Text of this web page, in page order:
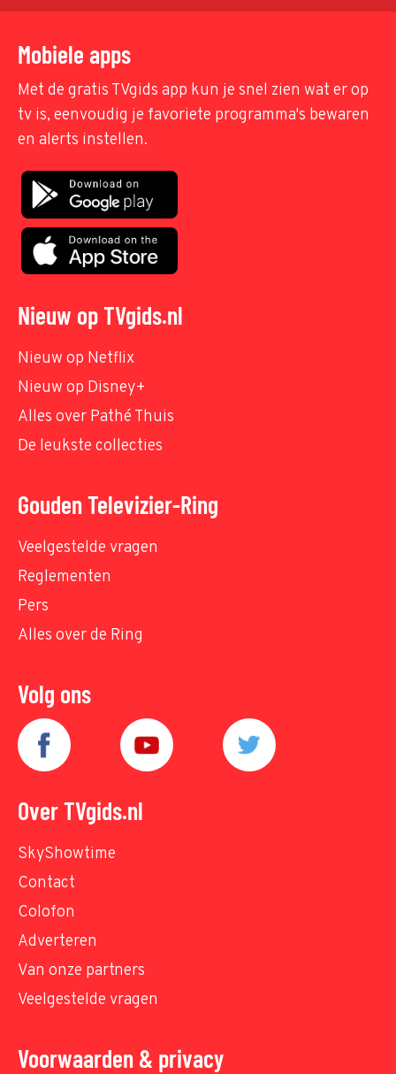
Mobiele apps
Met de gratis TVgids app kun je snel zien wat er op
tv is, eenvoudig je favoriete programma's bewaren
en alerts instellen.
Nieuw op TVgids.nl
Nieuw op Netflix
Nieuw op Disney+
Alles over Pathé Thuis
De leukste collecties
Gouden Televizier-Ring
Veelgestelde vragen
Reglementen
Pers
Alles over de Ring
Volg ons
Over TVgids.nl
SkyShowtime
Contact
Colofon
Adverteren
Van onze partners
Veelgestelde vragen
Voorwaarden & privacy